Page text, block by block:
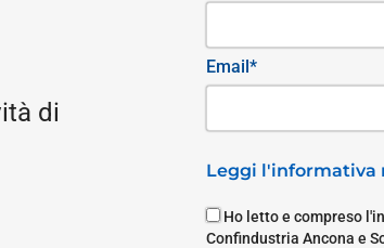
di
Email*
Leggi l'informativa
Ho letto e compreso
Confindustria Ancona e